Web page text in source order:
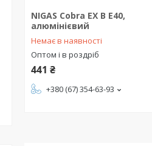
NIGAS Cobra EX B E40,
алюмінієвий
Немає в наявності
Оптом і в роздріб
441 ₴
+380 (67) 354-63-93